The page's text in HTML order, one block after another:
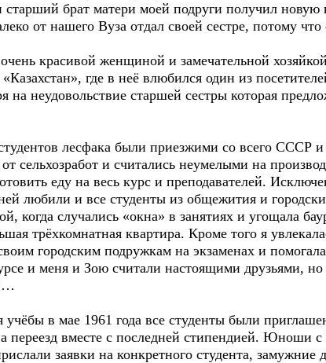
брат матери моей подруги получил новую
от нашего Вуза отдал своей сестре, потому
красивой женщиной и замечательной
где в неё влюбился один из
на неудовольствие старшей сестры которая
лесфака были приезжими со всего СССР и
сельхозработ и считались неумелыми на
еду на весь курс и преподавателей.
любили и все студенты из общежития и
когда случались «окна» в занятиях и угощала
трёхкомнатная квартира. Кроме того я
городским подружкам на экзаменах и
и меня и Зою считали настоящими друзьями,
в мае 1961 года все студенты были
переезд вместе с последней стипендией. Юноши
заявки на конкретного студента,